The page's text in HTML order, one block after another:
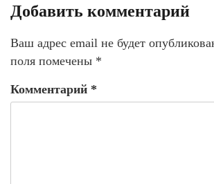
Добавить комментарий
Ваш адрес email не будет
поля помечены *
Комментарий *